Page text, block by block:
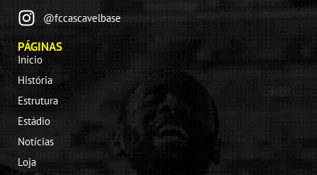
@fccascavelbase
PÁGINAS
Início
História
Estrutura
Estádio
Notícias
Loja